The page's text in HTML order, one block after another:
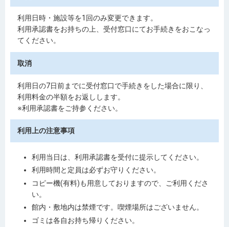
利用日時・施設等を1回のみ変更できます。
利用承認書をお持ちの上、受付窓口にてお手続きをおこなっ
てください。
取消
利用日の7日前までに受付窓口で手続きをした場合に限り、
利用料金の半額をお返しします。
※利用承認書をご持参ください。
利用上の注意事項
利用当日は、利用承認書を受付に提示してください。
利用時間と定員は必ずお守りください。
コピー機(有料)も用意しておりますので、ご利用くださ
い。
館内・敷地内は禁煙です。喫煙場所はございません。
ゴミは各自お持ち帰りください。